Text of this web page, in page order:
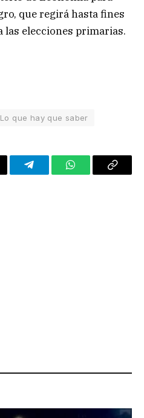
que regirá hasta fines
las elecciones primarias.
Lo que hay que saber
TelegramWhatsAppCopy